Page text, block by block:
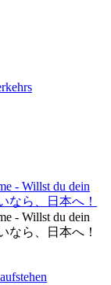
- Willst du dein
なら、日本へ！
- Willst du dein
なら、日本へ！